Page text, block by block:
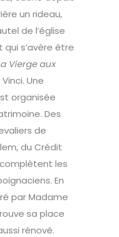
un rideau,
de l’église
qui s’avère être
Vierge aux
Une
organisée
Des
de
du Crédit
complètent les
En
par Madame
sa place
rénové.